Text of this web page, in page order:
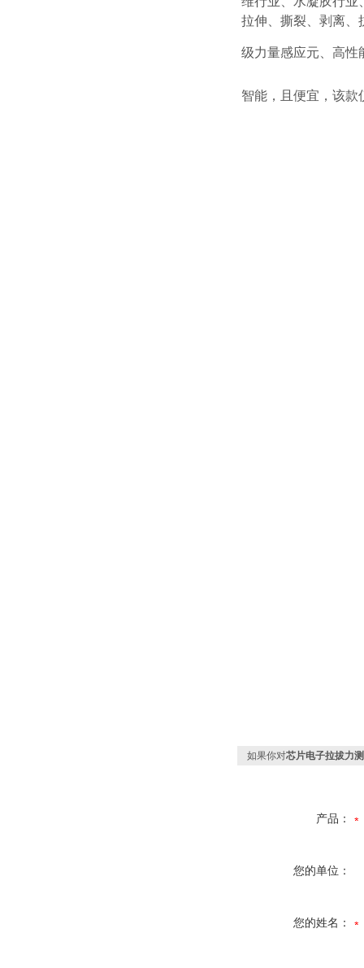
拉伸、撕裂、剥离、
级力量感应元、高性
智能，且便宜，该款
如果你对芯片电子拉拔力
产品：
您的单位：
您的姓名：